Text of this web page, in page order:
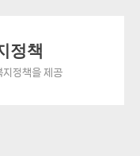
정책
지정책을 제공